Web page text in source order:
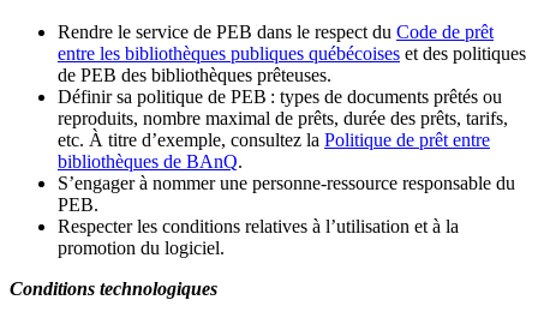
Rendre le service de PEB dans le respect du Code de prêt
entre les bibliothèques publiques québécoises et des politiques
de PEB des bibliothèques prêteuses.
Définir sa politique de PEB : types de documents prêtés ou
reproduits, nombre maximal de prêts, durée des prêts, tarifs,
etc. À titre d’exemple, consultez la Politique de prêt entre
bibliothèques de BAnQ.
S’engager à nommer une personne-ressource responsable du
PEB.
Respecter les conditions relatives à l’utilisation et à la
promotion du logiciel.
Conditions technologiques